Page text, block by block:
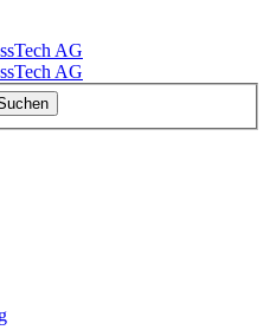
AG
AG